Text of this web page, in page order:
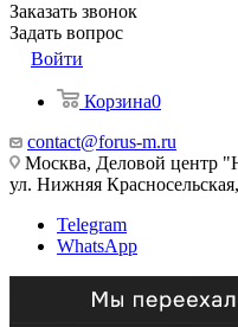
Заказать звонок
Задать вопрос
Войти
Корзина0
contact@forus-m.ru
Москва, Деловой центр
ул. Нижняя
Telegram
WhatsApp